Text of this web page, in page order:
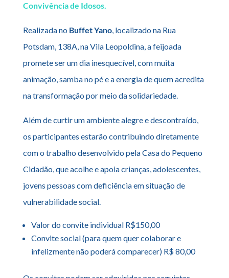
Convivência de Idosos.
Realizada no Buffet Yano, localizado na Rua
Potsdam, 138A, na Vila Leopoldina, a feijoada
promete ser um dia inesquecível, com muita
animação, samba no pé e a energia de quem acredita
na transformação por meio da solidariedade.
Além de curtir um ambiente alegre e descontraído,
os participantes estarão contribuindo diretamente
com o trabalho desenvolvido pela Casa do Pequeno
Cidadão, que acolhe e apoia crianças, adolescentes,
jovens pessoas com deficiência em situação de
vulnerabilidade social.
Valor do convite individual R$150,00
Convite social (para quem quer colaborar e
infelizmente não poderá comparecer) R$ 80,00